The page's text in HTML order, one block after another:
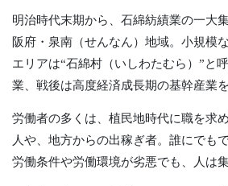
明治時代末期から、石綿紡績業の一大
阪府・泉南（せんなん）地域。小規模
エリアは“石綿村（いしわたむら）”と
業、戦後は高度経済成長期の基幹産業
労働者の多くは、植民地時代に職を求
人や、地方からの出稼ぎ者。誰にでも
労働条件や労働環境が劣悪でも、人は集